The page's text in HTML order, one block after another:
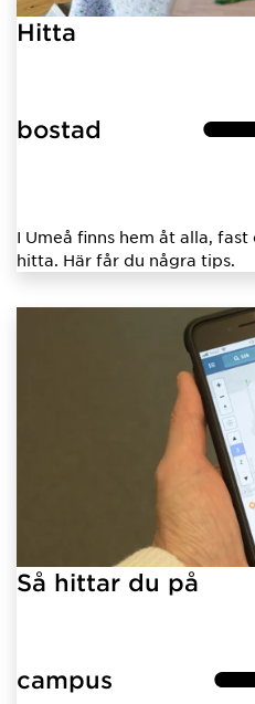
Hitta
bostad
I Umeå finns hem åt alla,
hitta. Här får du några tips.
Så hittar du på
campus